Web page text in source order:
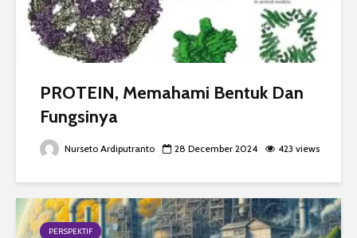
PROTEIN, Memahami Bentuk Dan
Fungsinya
Nurseto Ardiputranto 28 December 2024 423 views
PERSPEKTIF